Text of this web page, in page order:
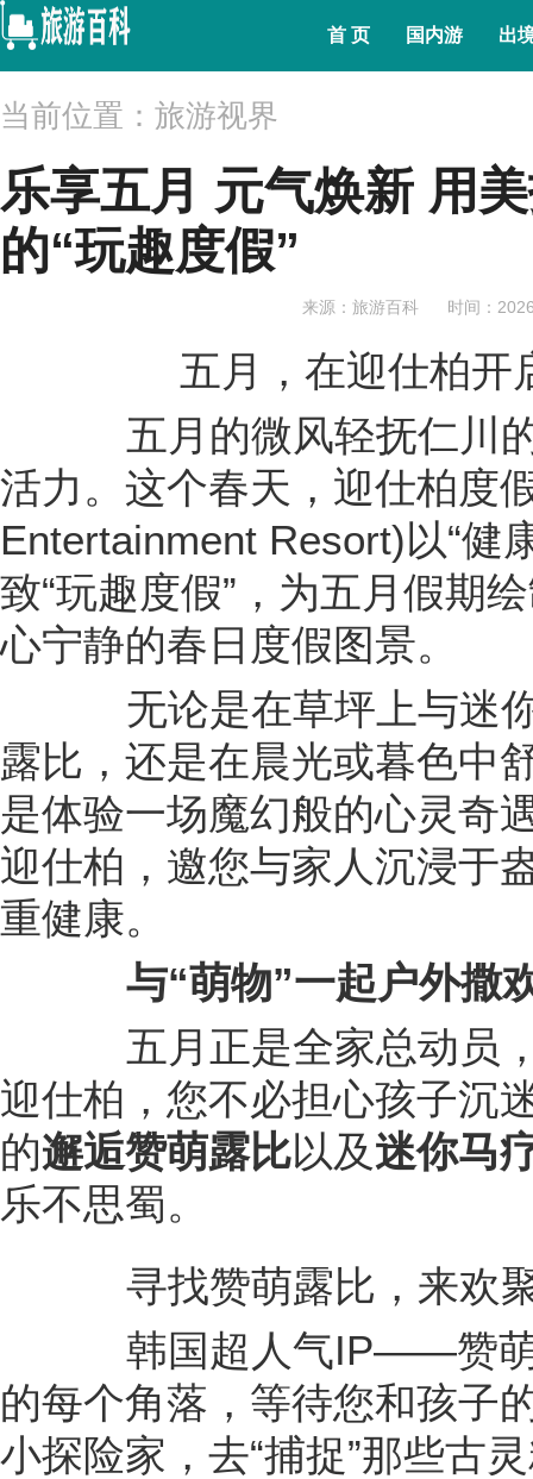
首 页 国内游 出
当前位置：旅游视界
乐享五月 元气焕新 用
的“玩趣度假”
来源：旅游百科 时间：
五月，在迎仕柏开
五月的微风轻抚仁川的
活力。这个春天，迎仕柏度
Entertainment Resort)以“健
致“玩趣度假”，为五月假期
心宁静的春日度假图景。
无论是在草坪上与迷你
露比，还是在晨光或暮色中
是体验一场魔幻般的心灵
迎仕柏，邀您与家人沉浸于
重健康。
与“萌物”一起户外撒
五月正是全家总动员，
迎仕柏，您不必担心孩子沉
的邂逅赞萌露比以及迷你马
乐不思蜀。
寻找赞萌露比，来欢聚
韩国超人气IP——赞萌
的每个角落，等待您和孩子
小探险家，去“捕捉”那些古